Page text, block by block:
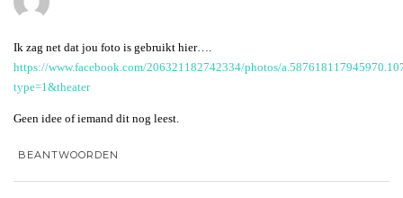
Ik zag net dat jou foto is gebruikt hier….
https://www.facebook.com/206321182742334/photos/
type=1&theater
Geen idee of iemand dit nog leest.
BEANTWOORDEN